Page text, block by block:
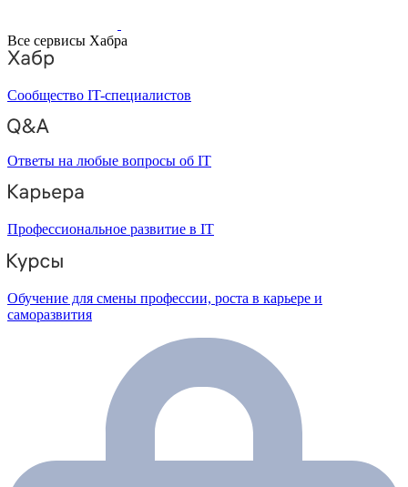
Все сервисы Хабра
Сообщество IT-специалистов
Ответы на любые вопросы об IT
Профессиональное развитие в IT
Обучение для смены профессии, роста в карьере и
саморазвития